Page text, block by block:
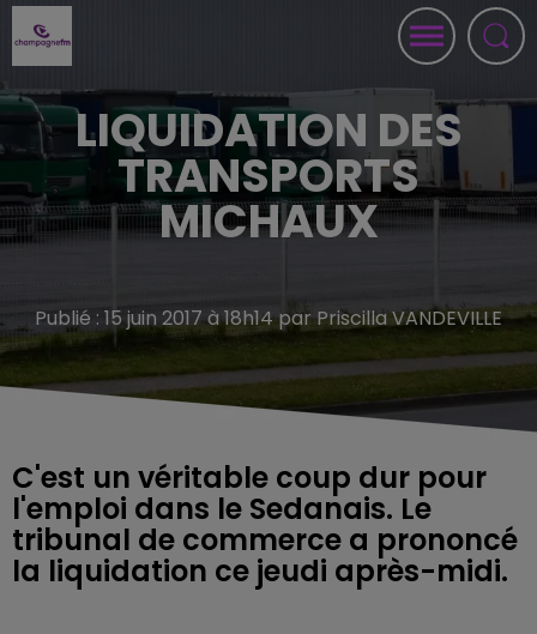
LIQUIDATION DES
TRANSPORTS
MICHAUX
Publié : 15 juin 2017 à 18h14 par Priscilla VANDEVILLE
C'est un véritable coup dur pour
l'emploi dans le Sedanais. Le
tribunal de commerce a prononcé
la liquidation ce jeudi après-midi.